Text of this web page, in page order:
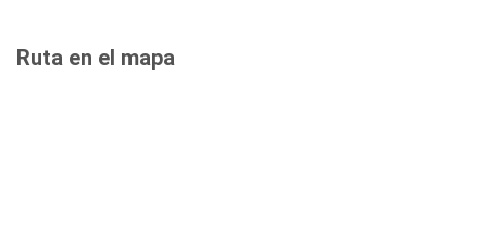
Ruta en el mapa